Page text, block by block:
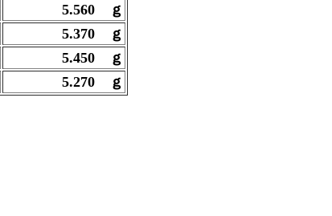
5.560
ｇ
5.370
ｇ
5.450
ｇ
5.270 ｇ